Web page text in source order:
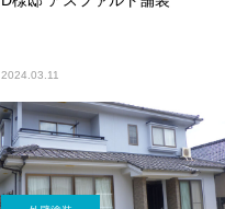
2024.03.11